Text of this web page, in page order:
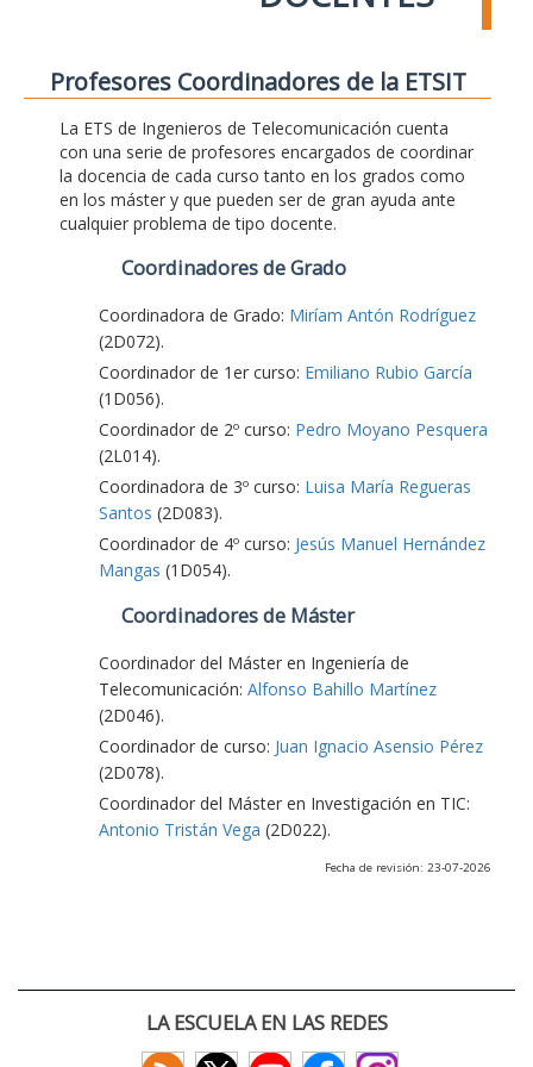
Profesores Coordinadores de la ETSIT
La ETS de Ingenieros de Telecomunicación cuenta
con una serie de profesores encargados de coordinar
la docencia de cada curso tanto en los grados como
en los máster y que pueden ser de gran ayuda ante
cualquier problema de tipo docente.
Coordinadores de Grado
Coordinadora de Grado: Miríam Antón Rodríguez
(2D072).
Coordinador de 1er curso: Emiliano Rubio García
(1D056).
Coordinador de 2º curso: Pedro Moyano Pesquera
(2L014).
Coordinadora de 3º curso: Luisa María Regueras
Santos (2D083).
Coordinador de 4º curso: Jesús Manuel Hernández
Mangas (1D054).
Coordinadores de Máster
Coordinador del Máster en Ingeniería de
Telecomunicación: Alfonso Bahillo Martínez
(2D046).
Coordinador de curso: Juan Ignacio Asensio Pérez
(2D078).
Coordinador del Máster en Investigación en TIC:
Antonio Tristán Vega (2D022).
Fecha de revisión: 23-07-2026
LA ESCUELA EN LAS REDES